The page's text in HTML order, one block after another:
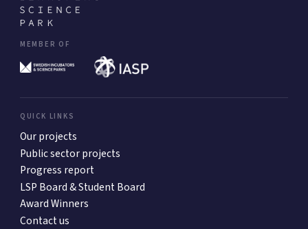
MEMBER OF
QUICK LINKS
Our projects
Public sector projects
Progress report
LSP Board & Student Board
Award Winners
Contact us